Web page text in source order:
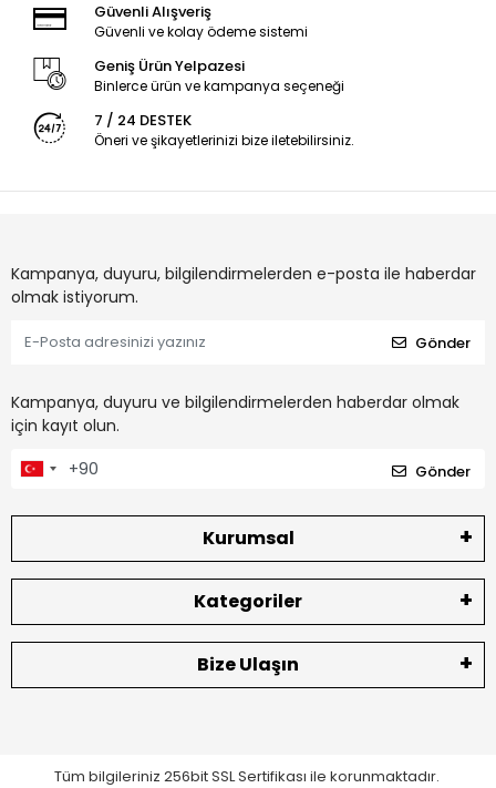
Güvenli Alışveriş
Güvenli ve kolay ödeme sistemi
Geniş Ürün Yelpazesi
Binlerce ürün ve kampanya seçeneği
7 / 24 DESTEK
Öneri ve şikayetlerinizi bize iletebilirsiniz.
Kampanya, duyuru, bilgilendirmelerden e-posta ile haberdar
olmak istiyorum.
Gönder
Kampanya, duyuru ve bilgilendirmelerden haberdar olmak
için kayıt olun.
Gönder
Kurumsal
Kategoriler
Bize Ulaşın
Tüm bilgileriniz 256bit SSL Sertifikası ile korunmaktadır.